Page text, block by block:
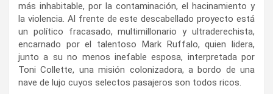
más inhabitable, por la contaminación, el hacinamiento y
la violencia. Al frente de este descabellado proyecto está
un político fracasado, multimillonario y ultraderechista,
encarnado por el talentoso Mark Ruffalo, quien lidera,
junto a su no menos inefable esposa, interpretada por
Toni Collette, una misión colonizadora, a bordo de una
nave de lujo cuyos selectos pasajeros son todos ricos.